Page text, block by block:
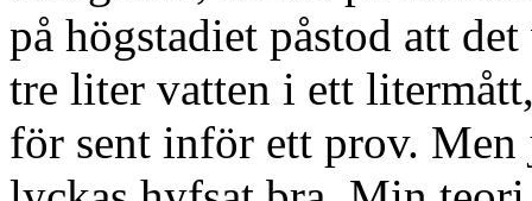
på högstadiet påstod att
tre liter vatten i ett
för sent inför ett prov.